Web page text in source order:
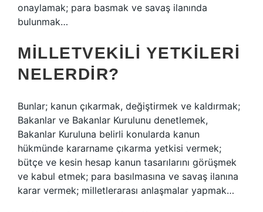
onaylamak; para basmak ve savaş ilanında
bulunmak…
MILLETVEKILI YETKILERI
NELERDIR?
Bunlar; kanun çıkarmak, değiştirmek ve kaldırmak;
Bakanlar ve Bakanlar Kurulunu denetlemek,
Bakanlar Kuruluna belirli konularda kanun
hükmünde kararname çıkarma yetkisi vermek;
bütçe ve kesin hesap kanun tasarılarını görüşmek
ve kabul etmek; para basılmasına ve savaş ilanına
karar vermek; milletlerarası anlaşmalar yapmak…